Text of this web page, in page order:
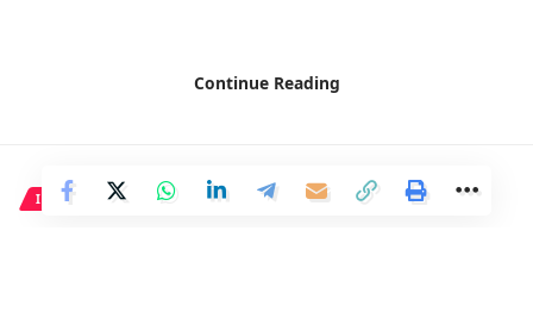
Continue Reading
INTERNACIONAL